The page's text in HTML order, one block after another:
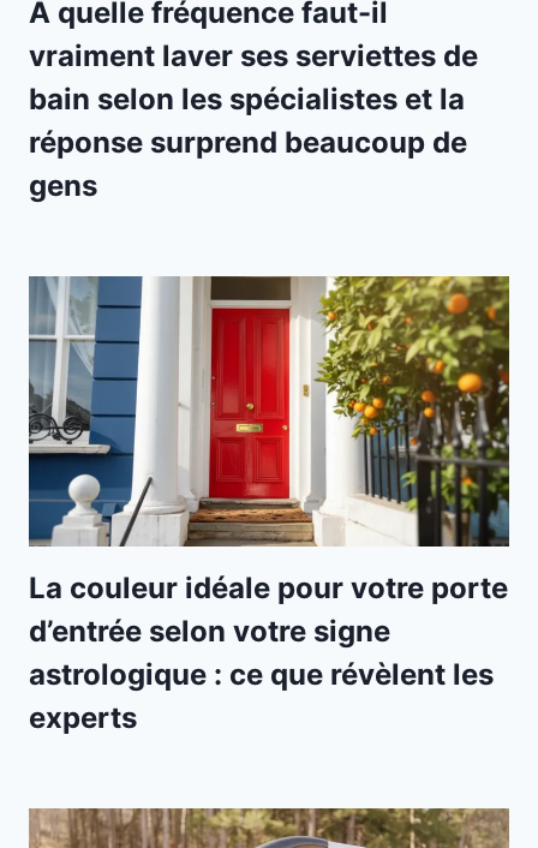
À quelle fréquence faut-il
vraiment laver ses serviettes de
bain selon les spécialistes et la
réponse surprend beaucoup de
gens
La couleur idéale pour votre porte
d’entrée selon votre signe
astrologique : ce que révèlent les
experts